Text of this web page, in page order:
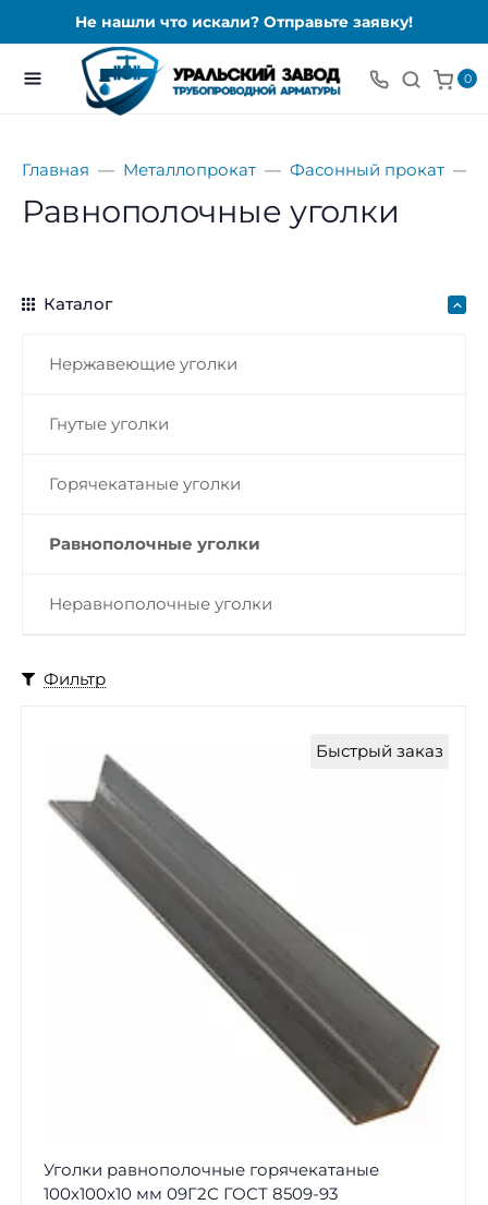
Не нашли что искали? Отправьте заявку!
0
Главная Металлопрокат Фасонный прокат
Равнополочные уголки
Каталог
Нержавеющие уголки
Гнутые уголки
Горячекатаные уголки
Равнополочные уголки
Неравнополочные уголки
Фильтр
Быстрый заказ
Уголки равнополочные горячекатаные
100х100х10 мм 09Г2С ГОСТ 8509-93